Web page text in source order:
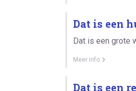
Dat is een
Dat is een grote
Meer info
Dat is een